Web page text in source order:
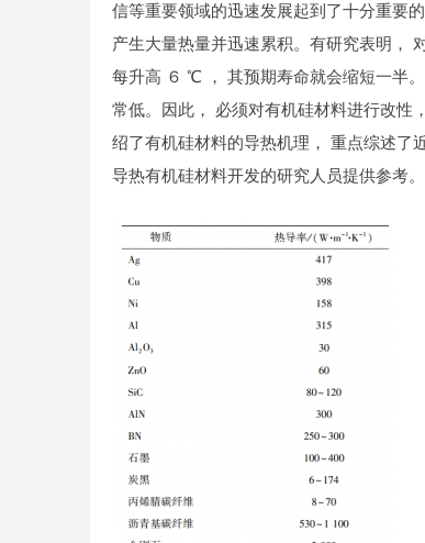
信等重要领域的迅速发展起到了十分重要
产生大量热量并迅速累积。有研究表明，
每升高 ６ ℃ ， 其预期寿命就会缩短一半
常低。因此， 必须对有机硅材料进行改性
绍了有机硅材料的导热机理， 重点综述了
导热有机硅材料开发的研究人员提供参考。